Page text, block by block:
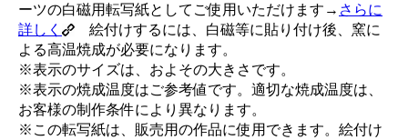
ーツの白磁用転写紙としてご使用いただけます→ さらに
詳しく
絵付けするには、白磁等に貼り付け後、窯に
よる高温焼成が必要になります。
※表示のサイズは、およその大きさです。
※表示の焼成温度はご参考値です。適切な焼成温度は、
お客様の制作条件により異なります。
※この転写紙は、販売用の作品に使用できます。絵付け